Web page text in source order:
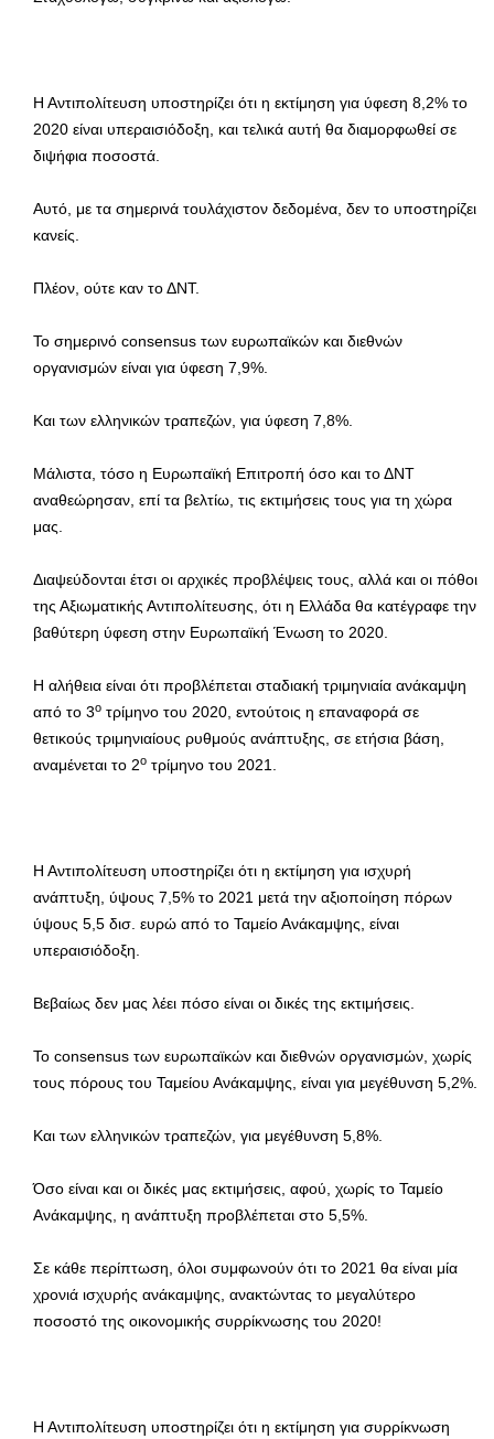
Η Αντιπολίτευση υποστηρίζει ότι η εκτίμηση για ύφεση 8,2% το
2020 είναι υπεραισιόδοξη, και τελικά αυτή θα διαμορφωθεί σε
διψήφια ποσοστά.
Αυτό, με τα σημερινά τουλάχιστον δεδομένα, δεν το υποστηρίζει
κανείς.
Πλέον, ούτε καν το ΔΝΤ.
Το σημερινό consensus των ευρωπαϊκών και διεθνών
οργανισμών είναι για ύφεση 7,9%.
Και των ελληνικών τραπεζών, για ύφεση 7,8%.
Μάλιστα, τόσο η Ευρωπαϊκή Επιτροπή όσο και το ΔΝΤ
αναθεώρησαν, επί τα βελτίω, τις εκτιμήσεις τους για τη χώρα
μας.
Διαψεύδονται έτσι οι αρχικές προβλέψεις τους, αλλά και οι πόθοι
της Αξιωματικής Αντιπολίτευσης, ότι η Ελλάδα θα κατέγραφε την
βαθύτερη ύφεση στην Ευρωπαϊκή Ένωση το 2020.
Η αλήθεια είναι ότι προβλέπεται σταδιακή τριμηνιαία ανάκαμψη
από το 3ο τρίμηνο του 2020, εντούτοις η επαναφορά σε
θετικούς τριμηνιαίους ρυθμούς ανάπτυξης, σε ετήσια βάση,
αναμένεται το 2ο τρίμηνο του 2021.
Η Αντιπολίτευση υποστηρίζει ότι η εκτίμηση για ισχυρή
ανάπτυξη, ύψους 7,5% το 2021 μετά την αξιοποίηση πόρων
ύψους 5,5 δισ. ευρώ από το Ταμείο Ανάκαμψης, είναι
υπεραισιόδοξη.
Βεβαίως δεν μας λέει πόσο είναι οι δικές της εκτιμήσεις.
Το consensus των ευρωπαϊκών και διεθνών οργανισμών, χωρίς
τους πόρους του Ταμείου Ανάκαμψης, είναι για μεγέθυνση 5,2%.
Και των ελληνικών τραπεζών, για μεγέθυνση 5,8%.
Όσο είναι και οι δικές μας εκτιμήσεις, αφού, χωρίς το Ταμείο
Ανάκαμψης, η ανάπτυξη προβλέπεται στο 5,5%.
Σε κάθε περίπτωση, όλοι συμφωνούν ότι το 2021 θα είναι μία
χρονιά ισχυρής ανάκαμψης, ανακτώντας το μεγαλύτερο
ποσοστό της οικονομικής συρρίκνωσης του 2020!
Η Αντιπολίτευση υποστηρίζει ότι η εκτίμηση για συρρίκνωση